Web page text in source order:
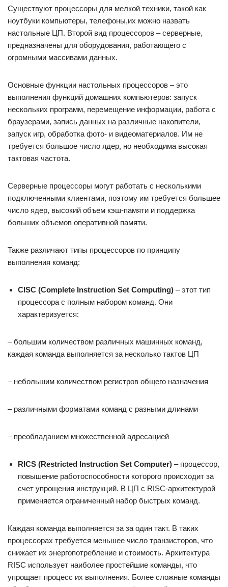
Существуют процессоры для мелкой техники, такой как
ноутбуки компьютеры, телефоны,их можно назвать
настольные ЦП. Второй вид процессоров – серверные,
предназначены для оборудования, работающего с
огромными массивами данных.
Основные функции настольных процессоров – это
выполнения функций домашних компьютеров: запуск
нескольких программ, перемещение информации, работа с
браузерами, запись данных на различные накопители,
запуск игр, обработка фото- и видеоматериалов. Им не
требуется большое число ядер, но необходима высокая
тактовая частота.
Серверные процессоры могут работать с несколькими
подключенными клиентами, поэтому им требуется большее
число ядер, высокий объем кэш-памяти и поддержка
больших объемов оперативной памяти.
Также различают типы процессоров по принципу
выполнения команд:
CISC (Complete Instruction Set Computing) – этот тип
процессора с полным набором команд. Они
характеризуется:
– большим количеством различных машинных команд,
каждая команда выполняется за несколько тактов ЦП
– небольшим количеством регистров общего назначения
– различными форматами команд с разными длинами
– преобладанием множественной адресацией
RICS (Restricted Instruction Set Computer) – процессор,
повышение работоспособности которого происходит за
счет упрощения инструкций. В ЦП с RISC-архитектурой
применяется ограниченный набор быстрых команд.
Каждая команда выполняется за за один такт. В таких
процессорах требуется меньшее число транзисторов, что
снижает их энергопотребление и стоимость. Архитектура
RISC использует наиболее простейшие команды, что
упрощает процесс их выполнения. Более сложные команды